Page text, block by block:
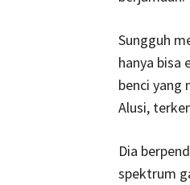
Sungguh
hanya bisa
benci yang
Alusi,
Dia
spektrum